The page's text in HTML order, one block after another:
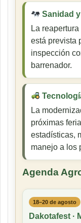
Sanidad
La
está prevista
inspección
barrenador.
La
próximas
estadísticas,
manejo a los
Agenda
18–20 de agosto
Dakotafest ·